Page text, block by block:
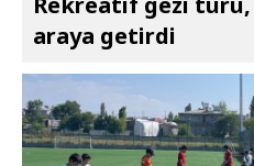
araya getirdi